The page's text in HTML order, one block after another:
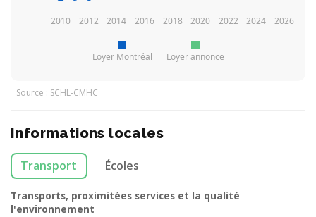
Loyer Montréal Loyer annonce
2010 2012 2014 2016 2018 2020 2022 2024 2026
Source : SCHL-CMHC
Informations locales
Transport Écoles
Transports, proximitées services et la qualité
l'environnement